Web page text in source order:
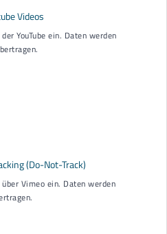
Videos
YouTube ein. Daten werden
(Do-Not-Track)
Vimeo ein. Daten werden